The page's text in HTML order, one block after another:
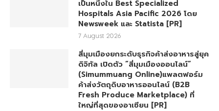
เป็นหนึ่งใน Best Specialized
Hospitals Asia Pacific 2026 โดย
Newsweek และ Statista [PR]
7 August 2026
สี่มุมเมืองยกระดับธุรกิจค้าส่งอาหารสู่ยุค
ดิจิทัล เปิดตัว “สี่มุมเมืองออนไลน์”
(Simummuang Online)แพลตฟอร์ม
ค้าส่งวัตถุดิบอาหารออนไลน์ (B2B
Fresh Produce Marketplace) ที่
ใหญ่ที่สุดของอาเซียน [PR]